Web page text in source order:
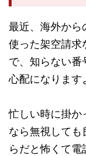
最近、海外から
使った架空請求
で、知らない番
心配になります
忙しい時に掛か
なら無視して
らだと怖くて